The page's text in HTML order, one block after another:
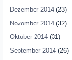
Dezember 2014(23)
November 2014(32)
Oktober 2014(31)
September 2014(26)